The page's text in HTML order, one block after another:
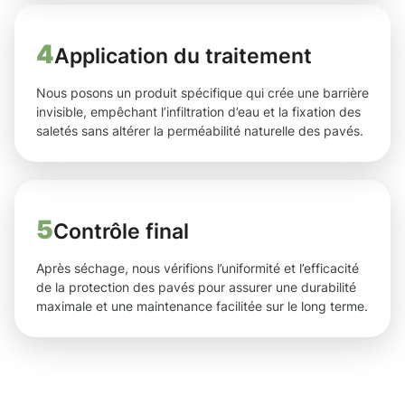
4Application du traitement
Nous posons un produit spécifique qui crée une barrière
invisible, empêchant l’infiltration d’eau et la fixation des
saletés sans altérer la perméabilité naturelle des pavés.
5Contrôle final
Après séchage, nous vérifions l’uniformité et l’efficacité
de la protection des pavés pour assurer une durabilité
maximale et une maintenance facilitée sur le long terme.